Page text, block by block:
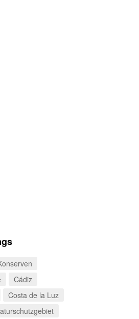
Cádiz
Costa de la Luz